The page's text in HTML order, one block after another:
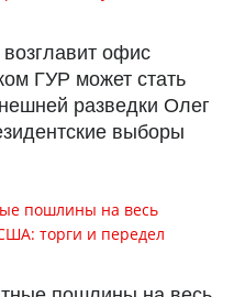
офис
ГУР может стать
разведки Олег
выборы